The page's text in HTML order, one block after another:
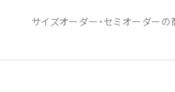
サイズオーダー・セミオーダー